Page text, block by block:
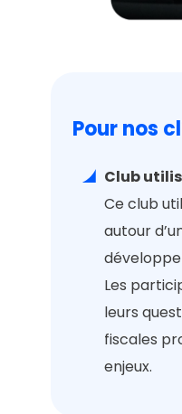
Pour nos
Club
Ce club
autour
Les
leurs
fiscales
enjeux.